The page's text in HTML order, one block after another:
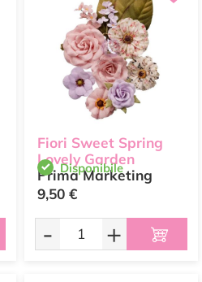
Fiori Sweet Spring
Lovely Garden
Prima Marketing
Disponibile
9,50 €
- +